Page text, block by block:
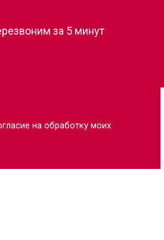
за 5 минут
на обработку моих